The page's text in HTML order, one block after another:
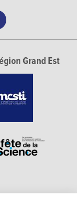
Grand Est